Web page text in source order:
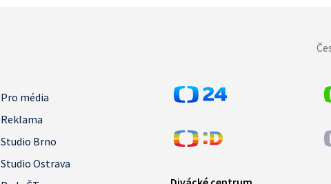
Pro média
Reklama
Studio Brno
Studio Ostrava